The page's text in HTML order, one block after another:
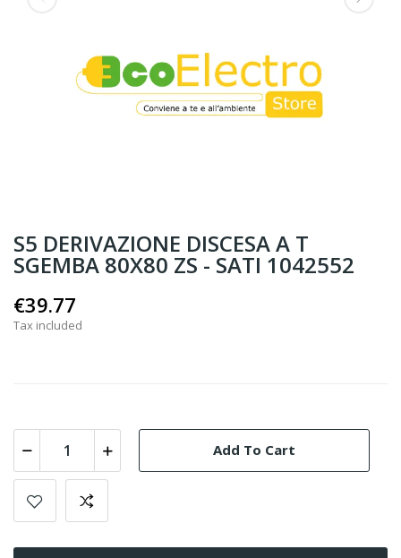
S5 DERIVAZIONE DISCESA A T
SGEMBA 80X80 ZS - SATI 1042552
€39.77
Tax included
Add To Cart